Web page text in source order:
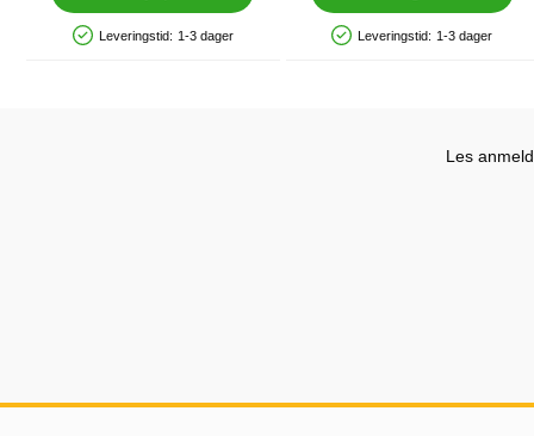
Produkttilgjengelighet: På lager
Leveringstid: 1-3 dager
Produkttilgjengelighet: På lager
Leveringstid: 1-3 dager
Les